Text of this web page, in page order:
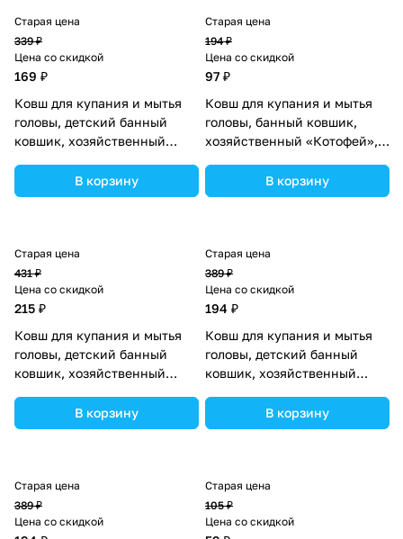
Старая цена
339 ₽
Цена со скидкой
169 ₽
Ковш для купания и мытья
головы, детский банный
ковшик, хозяйственный
(№7761336).В корзину
Старая цена
194 ₽
Цена со скидкой
97 ₽
Ковш для купания и мытья
головы, банный ковшик,
хозяйственный «Котофей», 1
(№2875420).В корзину
Старая цена
431 ₽
Цена со скидкой
215 ₽
Ковш для купания и мытья
головы, детский банный
ковшик, хозяйственный
розовый (№4350280).
В корзину
Старая цена
389 ₽
Цена со скидкой
194 ₽
Ковш для купания и мытья
головы, детский банный
ковшик, хозяйственный
(№7761353).В корзину
Старая цена
389 ₽
Цена со скидкой
Старая цена
105 ₽
Цена со скидкой